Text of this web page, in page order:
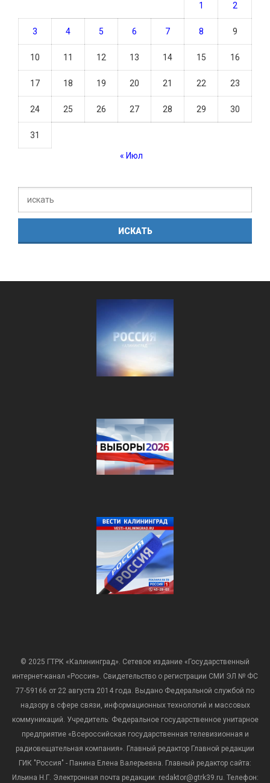
1 2
3 4 5 6 7 8 9
10 11 12 13 14 15 16
17 18 19 20 21 22 23
24 25 26 27 28 29 30
31
« Июл
© 2025 ГТРК «Калининград». Сетевое издание «Государственный
интернет-канал «Россия». Свидетельство о регистрации СМИ ЭЛ № ФС
77-59166 от 22 августа 2014 года. Выдано Федеральной службой по
надзору в сфере связи, информационных технологий и массовых
коммуникаций. Учредитель: Федеральное государственное унитарное
предприятие «Всероссийская государственная телевизионная и
радиовещательная компания». Главный редактор Главной редакции
ГИК "Россия" - Панина Елена Валерьевна. Главный редактор сайта:
Ильина Н.Г. Электронная почта редакции: redaktor@gtrk39.ru. Телефон: